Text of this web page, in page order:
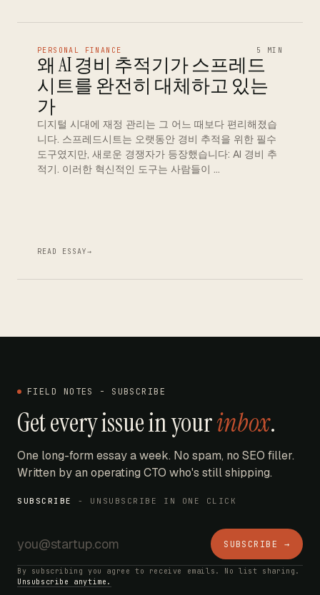
PERSONAL FINANCE 5 MIN
왜 AI 경비 추적기가 스프레드
시트를 완전히 대체하고 있는
가
디지털 시대에 재정 관리는 그 어느 때보다 편리해졌습
니다. 스프레드시트는 오랫동안 경비 추적을 위한 필수
도구였지만, 새로운 경쟁자가 등장했습니다: AI 경비 추
적기. 이러한 혁신적인 도구는 사람들이 …
READ ESSAY→
FIELD NOTES - SUBSCRIBE
Get every issue in yourinbox.
One long-form essay a week. No spam, no SEO filler.
Written by an operating CTO who's still shipping.
SUBSCRIBE - UNSUBSCRIBE IN ONE CLICK
SUBSCRIBE →
By subscribing you agree to receive emails. No list sharing.
Unsubscribe anytime.